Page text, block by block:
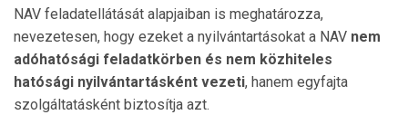
NAV feladatellátását alapjaiban is meghatározza,
nevezetesen, hogy ezeket a nyilvántartásokat a NAV nem
adóhatósági fela­dat­körben és nem közhiteles
hatósági nyilván­tartásként vezeti, hanem egyfajta
szolgáltatásként biztosítja azt.